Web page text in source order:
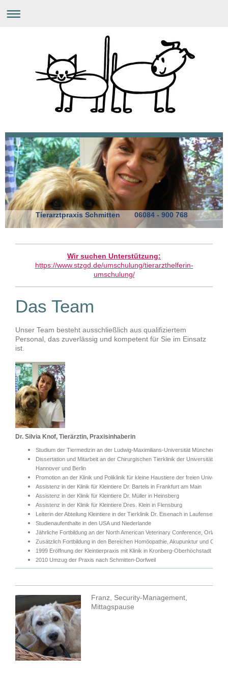
Tierarztpraxis Schmitten 06084 - 900 768
Wir suchen Unterstützung:
https://www.stzgd.de/umschulung/tierarzthelferin-
umschulung/
Das Team
Unser Team besteht ausschließlich aus qualifiziertem
Personal, das zuverlässig und kompetent für Sie im Einsatz
ist.
Dr. Silvia Knof, Tierärztin, Praxisinhaberin
Studium der Tiermedizin an der Ludwig-Maximilians-Universität München
Dissertation und Mitarbeit an der Chirurgischen Tierklinik der Universität
Hannover und Berlin
Promotion an der Klinik und Poliklinik für kleine Haustiere der freien
Assistenz in der Klinik für Kleintiere Dr. Bartels in Frankfurt am Main
Assistenz in der Klinik für Kleintiere Dr. Müller in Heinsberg
Assistenz in der Klinik für Kleintiere Dres. Klein in Flensburg
Leiterin der Abteilung Kleintiere in der Tierklinik Dr. Eisenach in Laufenselden
Studienaufenthalte in den USA und Niederlande
Jährliche Fortbildung an der North American Veterinary Conference, Orlando,
Zusätzlich Fortbildung in den Bereichen Homöopathie, Akupunktur und
1999 Eröffnung der Kleintierpraxis mit Klinik in Kronberg-Oberhöchstadt
2010 Umzug der Praxis nach Schmitten-Dorfweil
Franz, Security-Management,
Mittagspause